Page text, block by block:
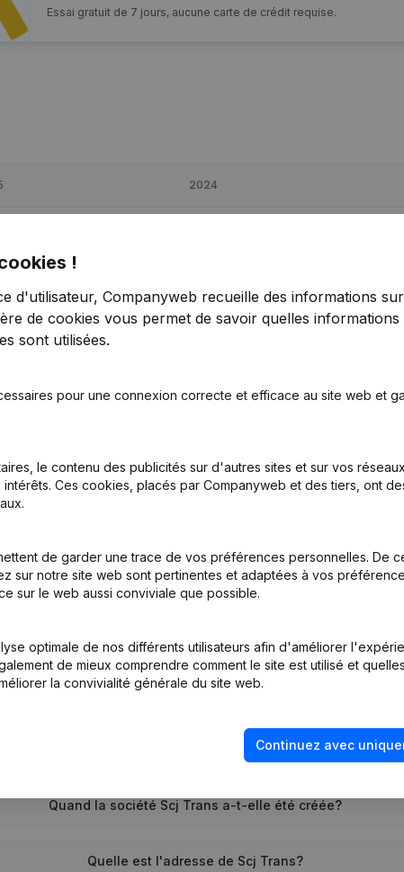
Essai gratuit de 7 jours, aucune carte de crédit requise.
2024
6,46% €14 403 18,31%
(Nouvelle Personne Morale, Ouverture Succursale, etc...)
Quel est le numéro de TVA de Scj Trans?
Quel est l'identifiant PEPPOL de Scj Trans?
Quand la société Scj Trans a-t-elle été créée?
Quelle est l'adresse de Scj Trans?
!
d'utilisateur, Companyweb recueille des informations
de cookies vous permet de savoir quelles
sont utilisées.
pour une connexion correcte et efficace au site web et
le contenu des publicités sur d'autres sites et sur vos
Ces cookies, placés par Companyweb et des tiers, ont
de garder une trace de vos préférences personnelles. De
sur notre site web sont pertinentes et adaptées à vos
sur le web aussi conviviale que possible.
optimale de nos différents utilisateurs afin d'améliorer
de mieux comprendre comment le site est utilisé et
la convivialité générale du site web.
Continuez avec